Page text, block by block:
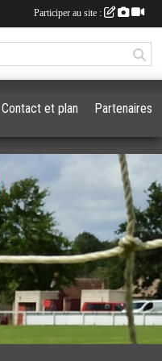
Contact et plan Partenaires
Participer au site :